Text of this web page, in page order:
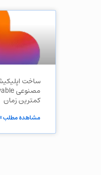
ساخت
کمترین زمان
مشاهده مطلب »